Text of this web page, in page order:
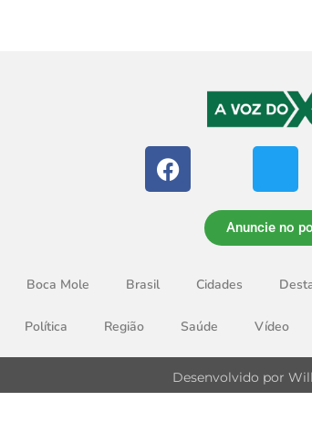
Anuncie no
Boca Mole Brasil Cidades
Política Região Saúde Vídeo
Desenvolvido por